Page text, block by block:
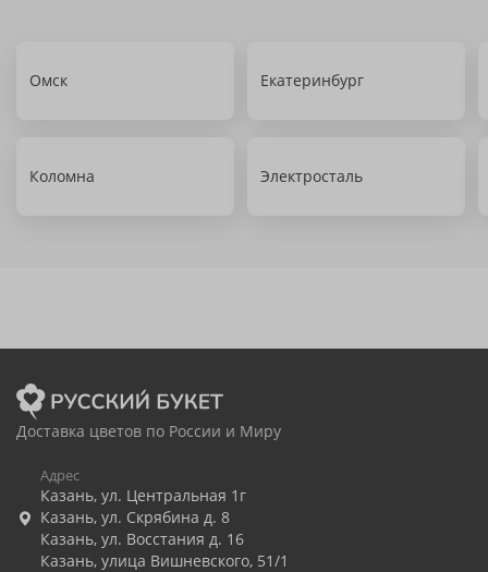
Омск Екатеринбург
Коломна Электросталь
Доставка цветов по России и Миру
Адрес
Казань, ул. Центральная 1г
Казань, ул. Скрябина д. 8
Казань, ул. Восстания д. 16
Казань, улица Вишневского, 51/1